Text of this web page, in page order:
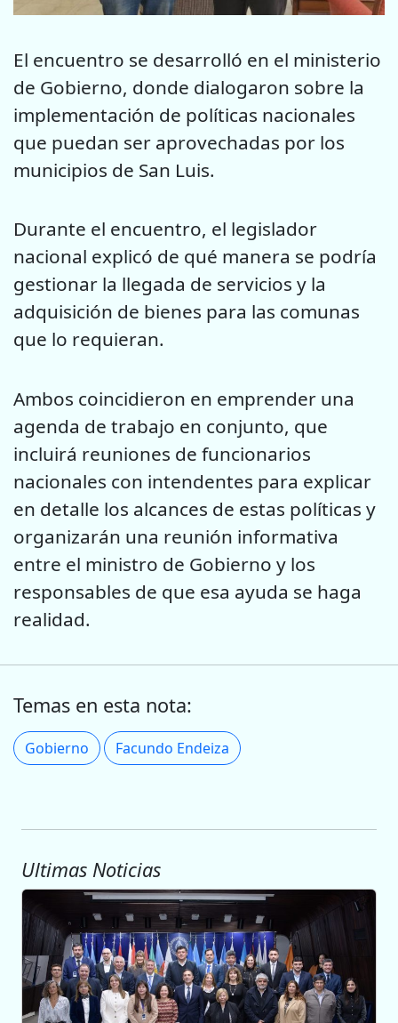
El encuentro se desarrolló en el ministerio
de Gobierno, donde dialogaron sobre la
implementación de políticas nacionales
que puedan ser aprovechadas por los
municipios de San Luis.
Durante el encuentro, el legislador
nacional explicó de qué manera se podría
gestionar la llegada de servicios y la
adquisición de bienes para las comunas
que lo requieran.
Ambos coincidieron en emprender una
agenda de trabajo en conjunto, que
incluirá reuniones de funcionarios
nacionales con intendentes para explicar
en detalle los alcances de estas políticas y
organizarán una reunión informativa
entre el ministro de Gobierno y los
responsables de que esa ayuda se haga
realidad.
Temas en esta nota:
Gobierno Facundo Endeiza
Ultimas Noticias